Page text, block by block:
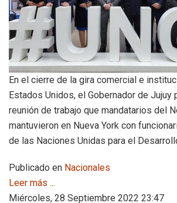
En el cierre de la gira comercial e
Estados Unidos, el Gobernador de Jujuy
reunión de trabajo que mandatarios del
mantuvieron en Nueva York con
de las Naciones Unidas para el
Publicado en Nacionales
Leer más ...
Miércoles, 28 Septiembre 2022 23:47